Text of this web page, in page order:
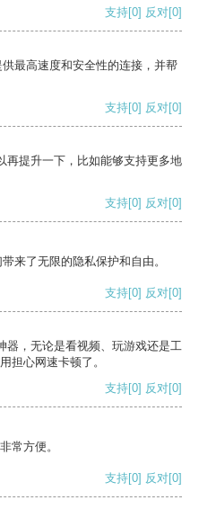
支持[0] 反对[0]
最高速度和安全性的连接，并帮
支持[0] 反对[0]
再提升一下，比如能够支持更多地
支持[0] 反对[0]
来了无限的隐私保护和自由。
支持[0] 反对[0]
器，无论是看视频、玩游戏还是工
担心网速卡顿了。
支持[0] 反对[0]
常方便。
支持[0] 反对[0]